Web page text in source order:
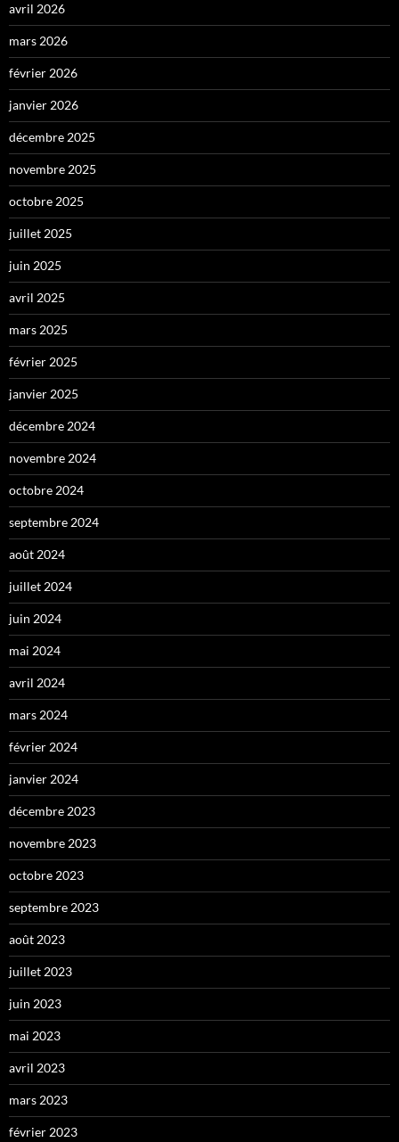
avril 2026
mars 2026
février 2026
janvier 2026
décembre 2025
novembre 2025
octobre 2025
juillet 2025
juin 2025
avril 2025
mars 2025
février 2025
janvier 2025
décembre 2024
novembre 2024
octobre 2024
septembre 2024
août 2024
juillet 2024
juin 2024
mai 2024
avril 2024
mars 2024
février 2024
janvier 2024
décembre 2023
novembre 2023
octobre 2023
septembre 2023
août 2023
juillet 2023
juin 2023
mai 2023
avril 2023
mars 2023
février 2023